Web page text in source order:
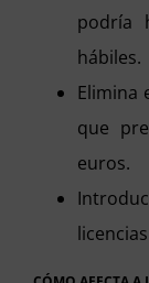
podría
hábiles.
Elimina
que
euros.